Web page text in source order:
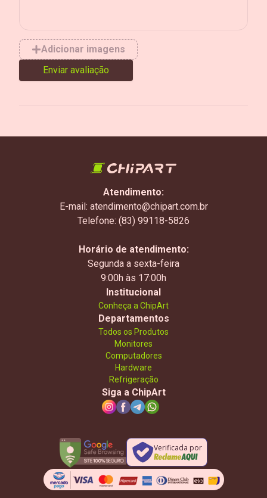
Adicionar imagens
Enviar avaliação
Atendimento:
E-mail: atendimento@chipart.com.br
Telefone: (83) 99118-5826
Horário de atendimento:
Segunda a sexta-feira
9:00h às 17:00h
Institucional
Conheça a ChipArt
Departamentos
Todos os Produtos
Monitores
Computadores
Hardware
Refrigeração
Siga a ChipArt
Verificada por